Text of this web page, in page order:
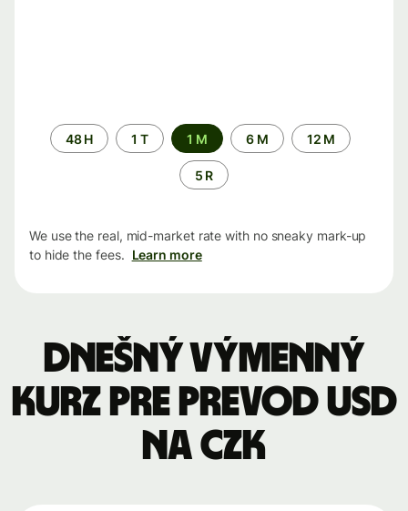
Time
period
48 H 1 T 1 M 6 M 12 M
5 R
We use the real, mid-market rate with no sneaky mark-up
to hide the fees. Learn more
Dnešný výmenný
kurz pre prevod USD
na CZK